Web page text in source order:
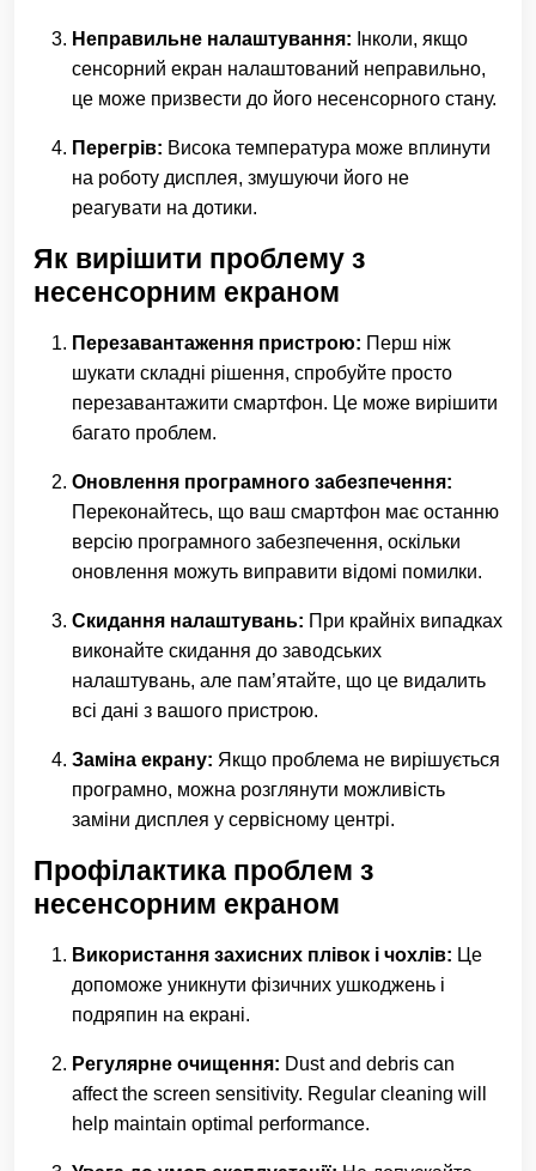
Неправильне налаштування: Інколи, якщо
сенсорний екран налаштований неправильно,
це може призвести до його несенсорного стану.
Перегрів: Висока температура може вплинути
на роботу дисплея, змушуючи його не
реагувати на дотики.
Як вирішити проблему з
несенсорним екраном
Перезавантаження пристрою: Перш ніж
шукати складні рішення, спробуйте просто
перезавантажити смартфон. Це може вирішити
багато проблем.
Оновлення програмного забезпечення:
Переконайтесь, що ваш смартфон має останню
версію програмного забезпечення, оскільки
оновлення можуть виправити відомі помилки.
Скидання налаштувань: При крайніх випадках
виконайте скидання до заводських
налаштувань, але пам’ятайте, що це видалить
всі дані з вашого пристрою.
Заміна екрану: Якщо проблема не вирішується
програмно, можна розглянути можливість
заміни дисплея у сервісному центрі.
Профілактика проблем з
несенсорним екраном
Використання захисних плівок і чохлів: Це
допоможе уникнути фізичних ушкоджень і
подряпин на екрані.
Регулярне очищення: Dust and debris can
affect the screen sensitivity. Regular cleaning will
help maintain optimal performance.